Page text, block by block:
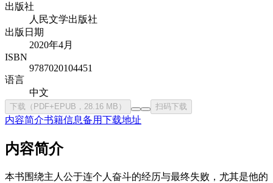
出版社
人民文学出版社
出版日期
2020年4月
ISBN
9787020104451
语言
中文
下载（PDF+EPUB，28.16 MB） 扫码下载
内容简介书籍信息备用下载地址
内容简介
本书围绕主人公于连个人奋斗的经历与最终失败，尤其是他的